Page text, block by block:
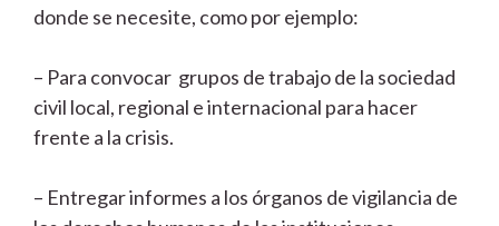
donde se necesite, como por ejemplo:
– Para convocar grupos de trabajo de la sociedad
civil local, regional e internacional para hacer
frente a la crisis.
– Entregar informes a los órganos de vigilancia de